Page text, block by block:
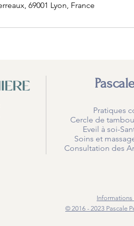
69001 Lyon, France
Pratiques
Cercle de
Eveil à soi-
Soins et
Consultation des
Informations
© 2016 - 2023 Pascale